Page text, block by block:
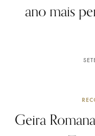
ano mais
Geira